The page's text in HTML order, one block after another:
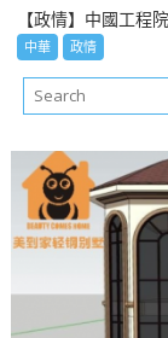
【政情】中國工程
中華 政情